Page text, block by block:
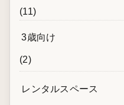
(11)
3歳向け
(2)
レンタルスペース